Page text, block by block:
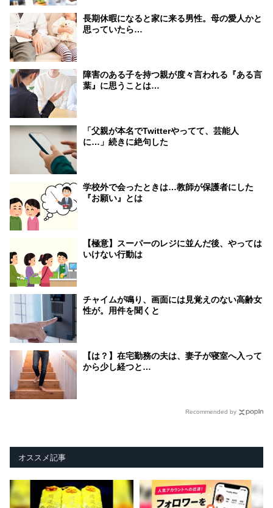
長期休暇になると家に来る男性。母の愛人かと
思っていたら…
障害のある子を持つ親が度々言われる『ある言
葉』に思うことは…
「父親が本名でTwitterやってて、芸能人
に…」続きに絶句した
学校外で会ったときは…教師が保護者にした
『お願い』とは
【極意】スーパーのレジに並んだ後、やっては
いけない行動は
チャイムが鳴り、画面には見覚えのない高齢女
性が。用件を聞くと
【は？】在宅勤務の夫は、妻子が寝室へ入って
から少し経つと…
Recommended by
オススメ記事